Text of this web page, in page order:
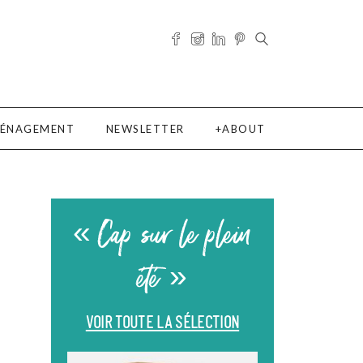
NEWSLETTER ABOUT
« Cap sur le plein
été »
VOIR TOUTE LA SÉLECTION